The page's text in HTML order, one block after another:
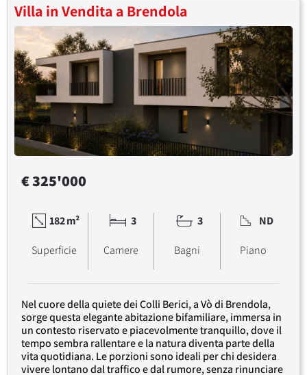
Villa in Vendita a Brendola
€ 325'000
182 m²
Superficie
3
Camere
3
Bagni
ND
Piano
Nel cuore della quiete dei Colli Berici, a Vò di Brendola,
sorge questa elegante abitazione bifamiliare, immersa in
un contesto riservato e piacevolmente tranquillo, dove il
tempo sembra rallentare e la natura diventa parte della
vita quotidiana. Le porzioni sono ideali per chi desidera
vivere lontano dal traffico e dal rumore, senza rinunciare